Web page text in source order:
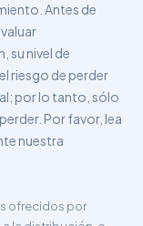
Antes de
su nivel de
riesgo de perder
por lo tanto, sólo
Por favor, lea
nuestra
ofrecidos por